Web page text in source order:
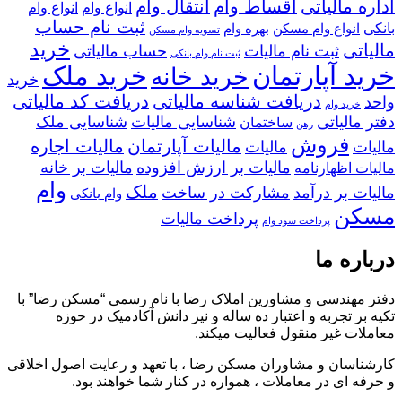
اداره مالیاتی اقساط وام انتقال وام انواع وام انواع وام
بانکی
انواع وام مسکن بهره وام تسویه وام مسکن ثبت نام حساب
مالیاتی ثبت نام مالیات ثبت نام وام بانکی حساب مالیاتی خرید
خرید آپارتمان خرید خانه خرید ملک خرید
واحد خرید وام دریافت شناسه مالیاتی دریافت کد مالیاتی
دفتر مالیاتی رهن ساختمان شناسایی مالیات شناسایی ملک
مالیات فروش مالیات مالیات آپارتمان مالیات اجاره
مالیات اظهارنامه مالیات بر ارزش افزوده مالیات بر خانه
مالیات بر درآمد مشارکت در ساخت ملک وام بانکی وام
مسکن پرداخت سود وام پرداخت مالیات
درباره ما
دفتر مهندسی و مشاورین املاک رضا با نام رسمی “مسکن رضا” با
تکیه بر تجربه و اعتبار ده ساله و نیز دانش آکادمیک در حوزه
معاملات غیر منقول فعالیت میکند.
کارشناسان و مشاوران مسکن رضا ، با تعهد و رعایت اصول اخلاقی
و حرفه ای در معاملات ، همواره در کنار شما خواهند بود.